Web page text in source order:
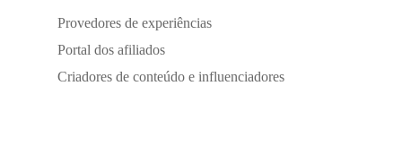
Provedores de experiências
Portal dos afiliados
Criadores de conteúdo e influenciadores